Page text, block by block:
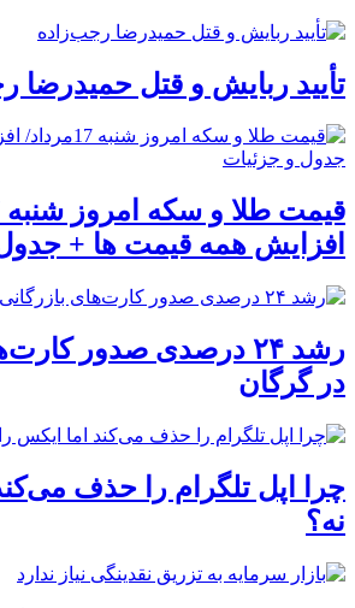
تأیید ربایش و قتل حمیدرضا
افزایش همه قیمت ها +
رشد ۲۴ درصدی صدور
در گرگان
چرا اپل تلگرام را حذف
نه؟